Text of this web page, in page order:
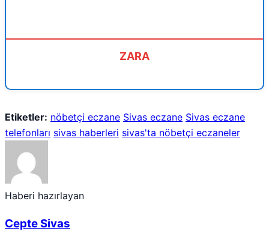
ZARA
Etiketler: nöbetçi eczane Sivas eczane Sivas eczane
telefonları sivas haberleri sivas'ta nöbetçi eczaneler
Haberi hazırlayan
Cepte Sivas